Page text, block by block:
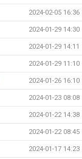
2024-02-05 16:36
2024-01-29 14:30
2024-01-29 14:11
2024-01-29 11:10
2024-01-26 16:10
2024-01-23 08:08
2024-01-22 14:38
2024-01-22 08:45
2024-01-17 14:23